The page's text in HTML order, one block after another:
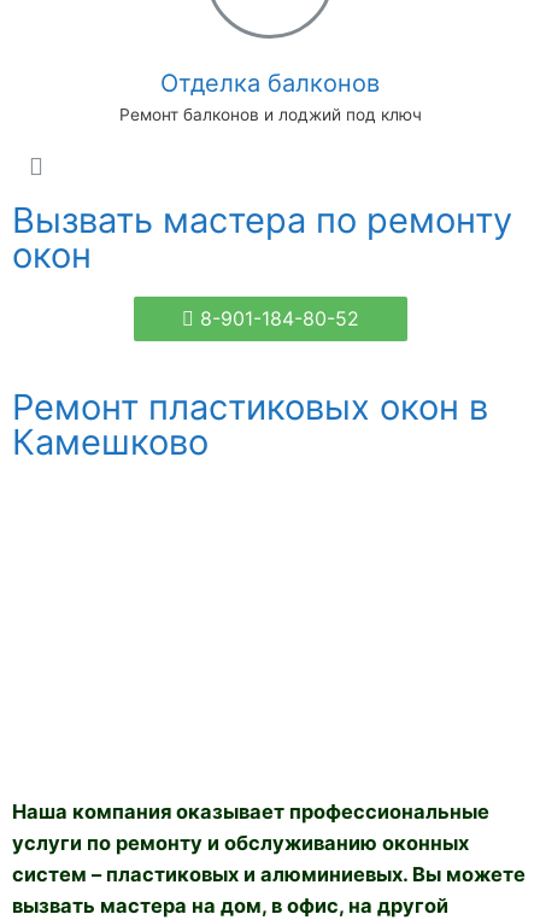
Отделка балконов​
Ремонт балконов и лоджий под ключ
Вызвать мастера по ремонту
окон
8-901-184-80-52
Ремонт пластиковых окон в
Камешково
Наша компания оказывает профессиональные
услуги по ремонту и обслуживанию оконных
систем – пластиковых и алюминиевых. Вы можете
вызвать мастера на дом, в офис, на другой